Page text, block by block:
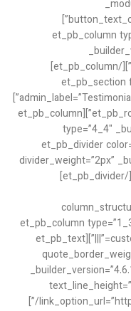
button_text_color=”#0c71c3″ background_layout=”dark”]
[/et_pb_button][/
link_option_url=”https://setiq.com/library/”][/et_pb_column]
[/et_pb_row][/
admin_label=”Testimonials” _builder_version=”4.6.1″ collapsed=”on”]
[et_pb_row _builder_version=”3.25″ collapsed=”on”][et_pb_column
type=”4_4″
divider_weight=”2px”
module_alignment=”center” locked=”off”][/et_pb_divider]
collapsed=”on”][et_pb_column
custom_padding=”|||” custom_padding__hover=”|||”][et_pb_text